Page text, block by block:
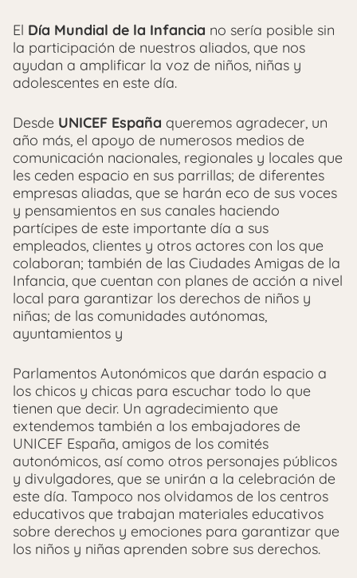
El Día Mundial de la Infancia no sería posible sin
la participación de nuestros aliados, que nos
ayudan a amplificar la voz de niños, niñas y
adolescentes en este día.
Desde UNICEF España queremos agradecer, un
año más, el apoyo de numerosos medios de
comunicación nacionales, regionales y locales que
les ceden espacio en sus parrillas; de diferentes
empresas aliadas, que se harán eco de sus voces
y pensamientos en sus canales haciendo
partícipes de este importante día a sus
empleados, clientes y otros actores con los que
colaboran; también de las Ciudades Amigas de la
Infancia, que cuentan con planes de acción a nivel
local para garantizar los derechos de niños y
niñas; de las comunidades autónomas,
ayuntamientos y
Parlamentos Autonómicos que darán espacio a
los chicos y chicas para escuchar todo lo que
tienen que decir. Un agradecimiento que
extendemos también a los embajadores de
UNICEF España, amigos de los comités
autonómicos, así como otros personajes públicos
y divulgadores, que se unirán a la celebración de
este día. Tampoco nos olvidamos de los centros
educativos que trabajan materiales educativos
sobre derechos y emociones para garantizar que
los niños y niñas aprenden sobre sus derechos.